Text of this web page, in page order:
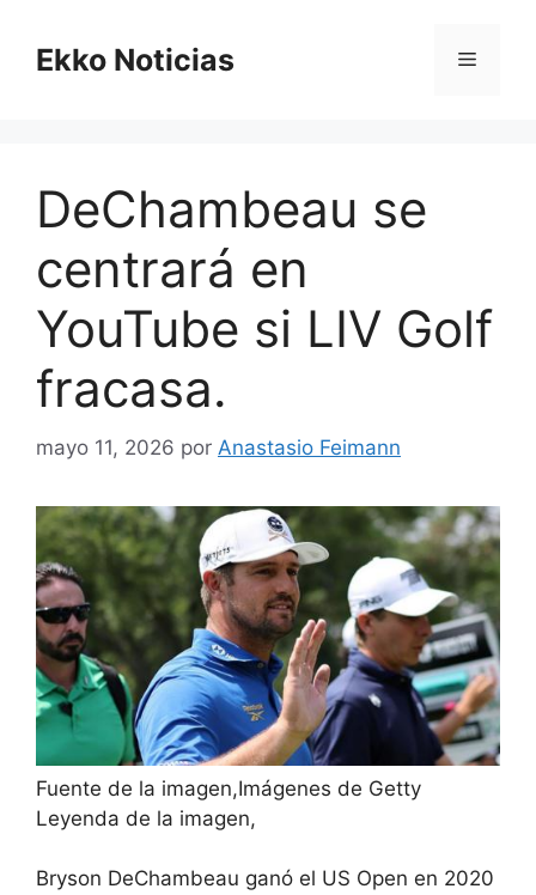
contenido
Ekko Noticias Menú
DeChambeau se
centrará en
YouTube si LIV Golf
fracasa.
mayo 11, 2026 por Anastasio Feimann
Fuente de la imagen,Imágenes de Getty
Leyenda de la imagen,
Bryson DeChambeau ganó el US Open en 2020